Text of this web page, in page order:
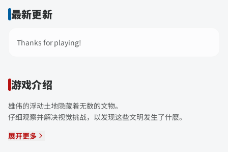
最新更新
Thanks for playing!
游戏介绍
雄伟的浮动土地隐藏着无数的文物。
仔细观察并解决视觉挑战，以发现这些文明发生了什麽。
展开更多